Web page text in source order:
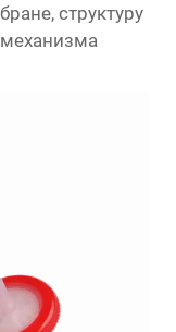
структуру